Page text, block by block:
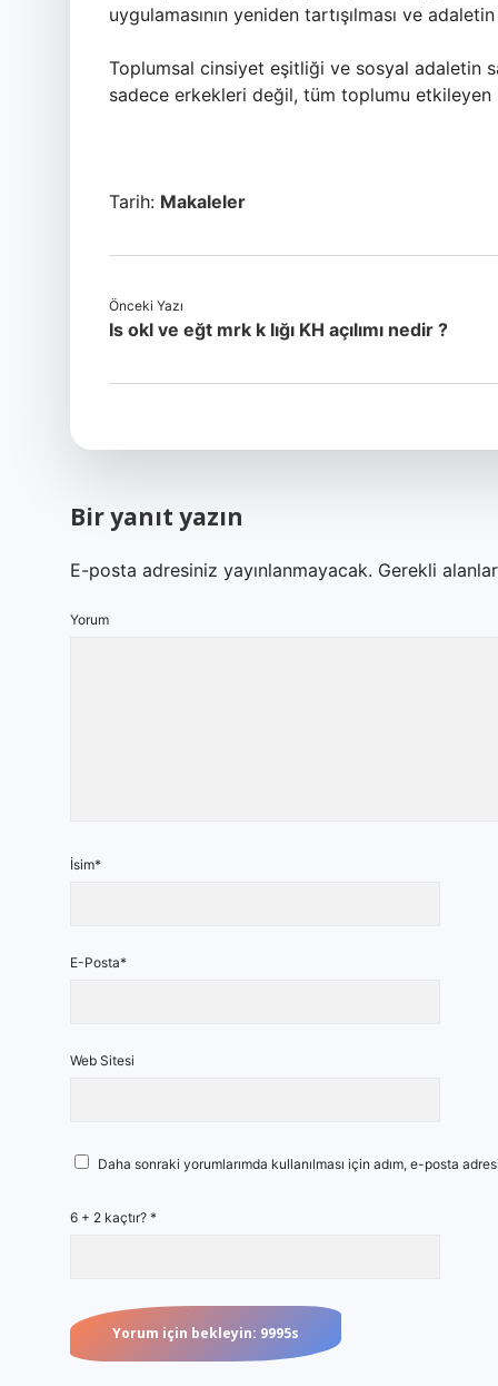
uygulamasının yeniden tartışılması ve
Toplumsal cinsiyet eşitliği ve sosyal adaletin
sadece erkekleri değil, tüm toplumu
Tarih: Makaleler
Önceki Yazı
Is okl ve eğt mrk k lığı KH açılımı nedir ?
Bir yanıt yazın
E-posta adresiniz yayınlanmayacak. Gerekli
Yorum
İsim*
E-Posta*
Web Sitesi
Daha sonraki yorumlarımda kullanılması için adım, e-posta
6 + 2 kaçtır? *